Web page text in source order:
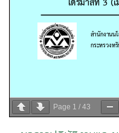
Page 1 / 43